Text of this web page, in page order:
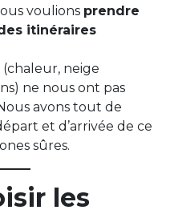
voulions prendre
itinéraires
(chaleur, neige
ne nous ont pas
avons tout de
et d’arrivée de ce
sûres.
les